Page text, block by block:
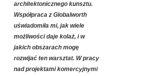
architektonicznego kunsztu.
Współpraca z Globalworth
uświadomiła mi, jak wiele
możliwości daje kolaż, i w
jakich obszarach mogę
rozwijać ten warsztat. W pracy
nad projektami komercyjnymi